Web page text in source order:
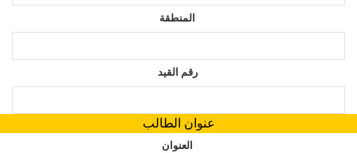
المنطقة
رقم القيد
عنوان الطالب
العنوان